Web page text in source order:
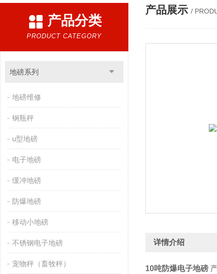
产品分类
PRODUCT CATEGORY
地磅系列
地磅维修
钢瓶秤
u型地磅
电子地磅
缓冲地磅
防爆地磅
移动小地磅
不锈钢电子地磅
宠物秤（畜牧秤）
产品展示 /
详情介绍
10吨防爆电子地磅